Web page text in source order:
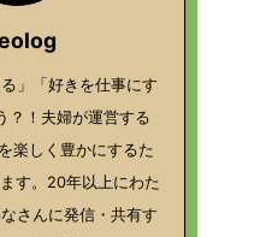
」「好きを仕事にす
？！夫婦が運営する
楽しく豊かにするた
す。20年以上にわた
さんに発信・共有す